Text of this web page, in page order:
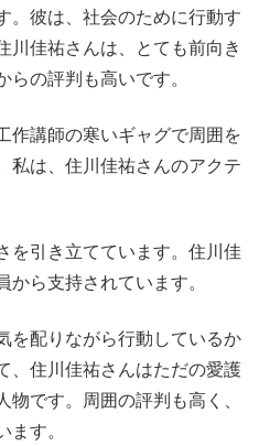
。彼は、社会のために行動す
川佳祐さんは、とても前向き
らの評判も高いです。
作講師の寒いギャグで周囲を
私は、住川佳祐さんのアクテ
を引き立てています。住川佳
ら支持されています。
を配りながら行動しているか
、住川佳祐さんはただの愛護
です。周囲の評判も高く、
ます。